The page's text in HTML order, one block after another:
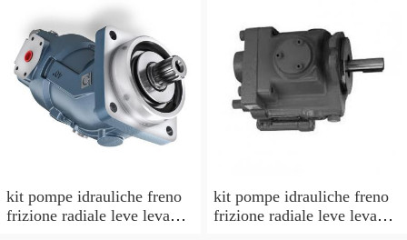
kit pompe idrauliche freno
frizione radiale leve leva
kit pompe idrauliche freno
frizione radiale leve leva